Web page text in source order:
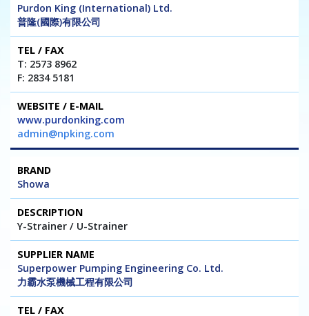
Purdon King (International) Ltd.
普隆(國際)有限公司
T: 2573 8962
F: 2834 5181
www.purdonking.com
admin@npking.com
Showa
Y-Strainer / U-Strainer
Superpower Pumping Engineering Co. Ltd.
力霸水泵機械工程有限公司